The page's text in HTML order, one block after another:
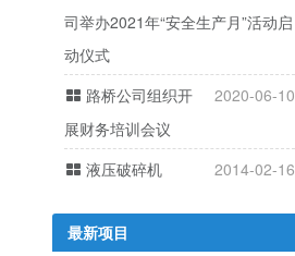
司举办2021年“安全生产月”活动启
动仪式
2020-06-10
路桥公司组织开
展财务培训会议
2014-02-16
液压破碎机
最新项目